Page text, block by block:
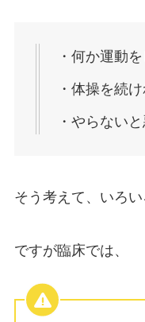
・何か運動
・体操を続
・やらない
そう考えて、いろ
ですが臨床では、